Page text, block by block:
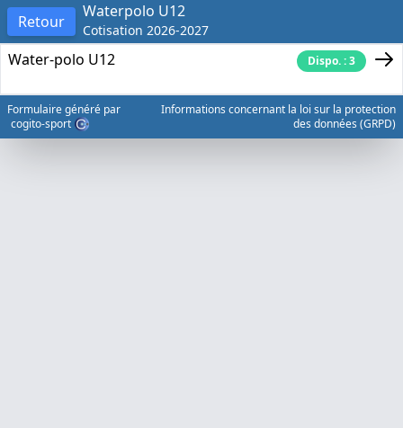
Retour
Waterpolo U12
Cotisation 2026-2027
Water-polo U12 Dispo. : 3
Formulaire généré par
cogito-sport
Informations concernant la loi sur la protection
des données (GRPD)